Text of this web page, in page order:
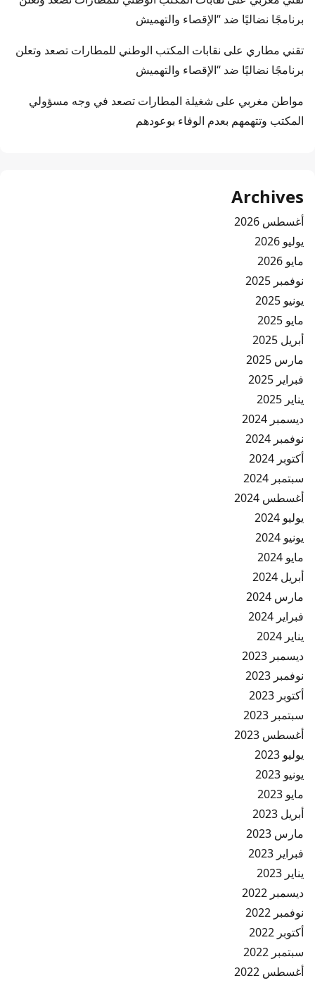
برنامجًا نضاليًا ضد “الإقصاء والتهميش
تقني مطاري على نقابات المكتب الوطني للمطارات تصعد وتعلن
برنامجًا نضاليًا ضد “الإقصاء والتهميش
مواطن مغربي على شغيلة المطارات تصعد في وجه مسؤولي
المكتب وتتهمهم بعدم الوفاء بوعودهم
Archives
أغسطس 2026
يوليو 2026
مايو 2026
نوفمبر 2025
يونيو 2025
مايو 2025
أبريل 2025
مارس 2025
فبراير 2025
يناير 2025
ديسمبر 2024
نوفمبر 2024
أكتوبر 2024
سبتمبر 2024
أغسطس 2024
يوليو 2024
يونيو 2024
مايو 2024
أبريل 2024
مارس 2024
فبراير 2024
يناير 2024
ديسمبر 2023
نوفمبر 2023
أكتوبر 2023
سبتمبر 2023
أغسطس 2023
يوليو 2023
يونيو 2023
مايو 2023
أبريل 2023
مارس 2023
فبراير 2023
يناير 2023
ديسمبر 2022
نوفمبر 2022
أكتوبر 2022
سبتمبر 2022
أغسطس 2022